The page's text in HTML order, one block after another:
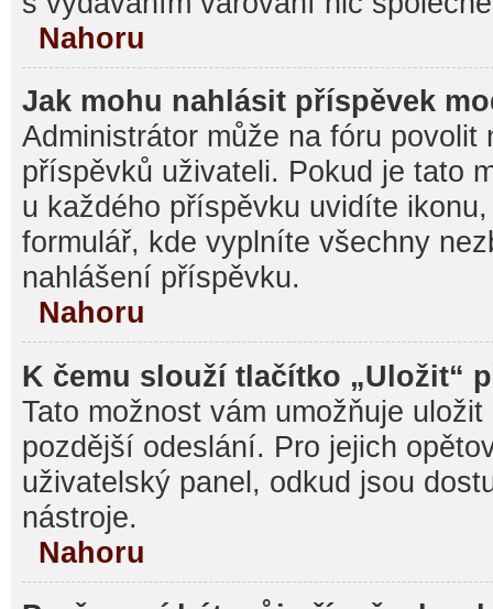
Nahoru
Jak mohu nahlásit příspěvek
Administrátor může na fóru povolit
příspěvků uživateli. Pokud je tato
u každého příspěvku uvidíte
formulář, kde vyplníte všechny
nahlášení příspěvku.
Nahoru
K čemu slouží tlačítko „Uložit“
Tato možnost vám umožňuje
pozdější odeslání. Pro jejich
uživatelský panel, odkud jsou
nástroje.
Nahoru